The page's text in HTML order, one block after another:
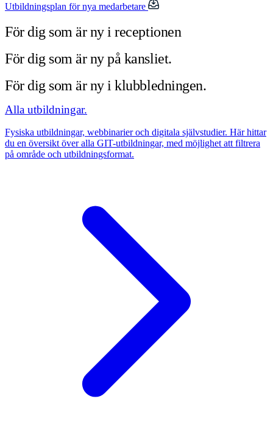
Utbildningsplan för nya medarbetare
För dig som är ny i receptionen
För dig som är ny på kansliet.
För dig som är ny i klubbledningen.
Alla utbildningar.
Fysiska utbildningar, webbinarier och digitala självstudier. Här hittar
du en översikt över alla GIT-utbildningar, med möjlighet att filtrera
på område och utbildningsformat.